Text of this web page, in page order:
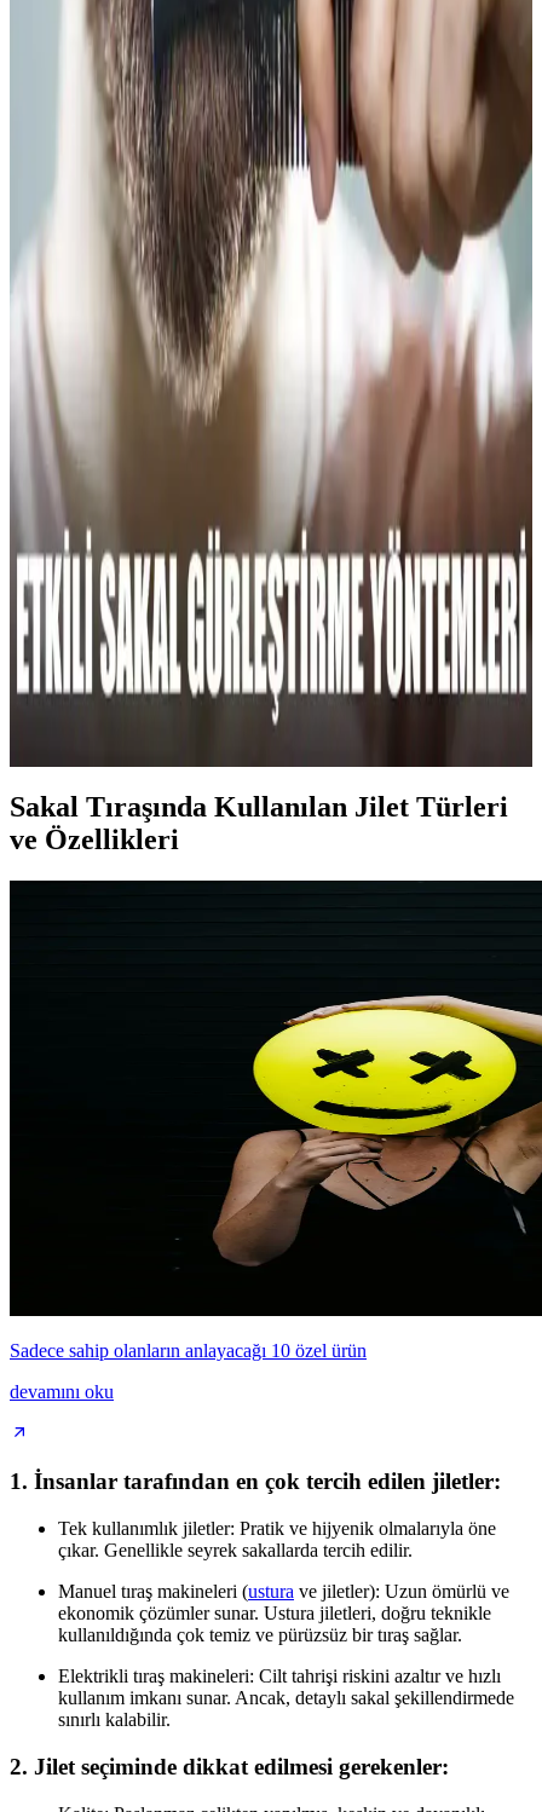
Luis Bien Sakal Serumu hakkında mevcut arama sonuçları somut
bilgi içermemekte, ürünle ilgili detaylı ve doğrulanabilir kaynak
bulunmamaktadır. Bu nedenle kapsamlı analiz için ek veri gereklidir.
Erkekler İçin Sakal ve Bıyık Modelleri ile Bakım ve
Stil Çözümleri Rehberi
Erkekler için sakal ve bıyık modelleri, bakım ürünleri ve çok amaçlı
cihazlarla sağlıklı ve şık görünüm için etkili stil ve bakım önerileri
Genel Markalar Siyah Sakal Tıraş Fırçası 771:
Estetik ve Fonksiyonellik Sunan Bakım Aksesuarı
Genel Markalar'ın Siyah Sakal Tıraş Fırçası 771, dayanıklı yapısı ve
ergonomik tasarımıyla sakal bakımını kolaylaştırır, cilt sağlığını
destekler ve uzun ömürlü kullanım sağlar.
Proraso Wood Spice Sakal Şampuanı 200ml Doğal
İçeriklerle Erkek Bakımında Yeni Bir Dönem
Proraso Wood Spice sakal şampuanı, doğal içeriklerle güçlendirilmiş
ve ferahlatıcı aromasıyla sakal bakımını yeni seviyeye taşıyan
200ml'lik ürün. Kepek ve kuruluğa karşı etkili, düzenli kullanımda
yumuşak ve parlak sakallar sağlar.
Sakal Gürleştirme: Güncel Durum, Bilgi Eksikliği ve
Araştırma Gerekliliği
Sakal gürleştirme konusunda güncel bilgi ve ürün eksikliği dikkat
çekiyor. Erkek bakımında etkili yöntemler ve güvenilir içeriklerin
Sakal Tıraşında Kullanılan Jilet Türleri
ve Özellikleri
Sadece sahip olanların anlayacağı 10 özel ürün
devamını oku
1. İnsanlar tarafından en çok tercih edilen jiletler:
Tek kullanımlık jiletler: Pratik ve hijyenik olmalarıyla öne
çıkar. Genellikle seyrek sakallarda tercih edilir.
Manuel tıraş makineleri (ustura ve jiletler): Uzun ömürlü ve
ekonomik çözümler sunar. Ustura jiletleri, doğru teknikle
kullanıldığında çok temiz ve pürüzsüz bir tıraş sağlar.
Elektrikli tıraş makineleri: Cilt tahrişi riskini azaltır ve hızlı
kullanım imkanı sunar. Ancak, detaylı sakal şekillendirmede
sınırlı kalabilir.
2. Jilet seçiminde dikkat edilmesi gerekenler: